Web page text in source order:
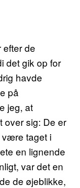
de
det gik op for
havde
på
jeg, at
over sig: De er
være taget i
en lignende
var det en
de øjeblikke,